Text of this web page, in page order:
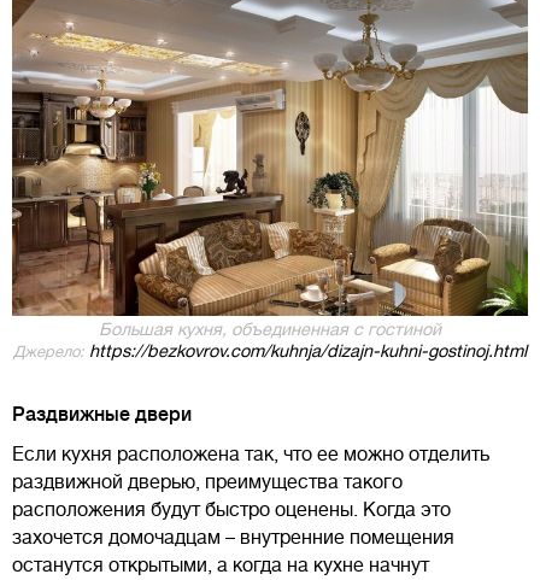
Большая кухня, объединенная с гостиной
Джерело: https://bezkovrov.com/kuhnja/dizajn-kuhni-gostinoj.html
Раздвижные двери
Если кухня расположена так, что ее можно отделить
раздвижной дверью, преимущества такого
расположения будут быстро оценены. Когда это
захочется домочадцам – внутренние помещения
останутся открытыми, а когда на кухне начнут